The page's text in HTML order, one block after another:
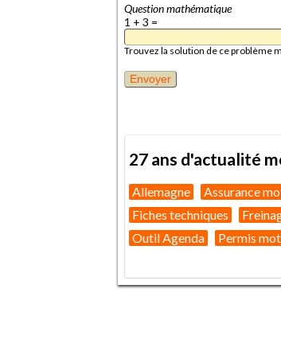
Question mathématique
1 + 3 =
Trouvez la solution de ce problème
27 ans d'actualité
Allemagne Assurance
Fiches techniques
Outil Agenda
Permis